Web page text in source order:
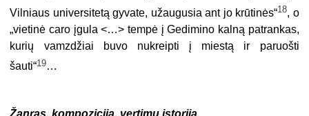
Vilniaus universitetą gyvate, užaugusia ant jo krūtinės“18, o
„vietinė caro įgula <…> tempė į Gedimino kalną patrankas,
kurių vamzdžiai buvo nukreipti į miestą ir paruošti
šauti“19…
Žanras, kompozicija, vertimų istorija